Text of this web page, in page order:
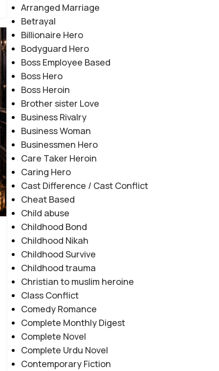
Arranged Marriage
Betrayal
Billionaire Hero
Bodyguard Hero
Boss Employee Based
Boss Hero
Boss Heroin
Brother sister Love
Business Rivalry
Business Woman
Businessmen Hero
Care Taker Heroin
Caring Hero
Cast Difference / Cast Conflict
Cheat Based
Child abuse
Childhood Bond
Childhood Nikah
Childhood Survive
Childhood trauma
Christian to muslim heroine
Class Conflict
Comedy Romance
Complete Monthly Digest
Complete Novel
Complete Urdu Novel
Contemporary Fiction